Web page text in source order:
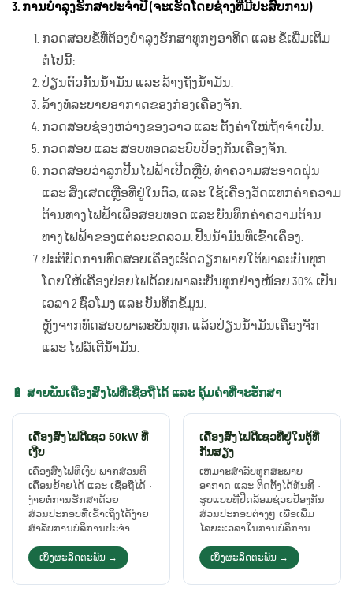
3. ການບຳລຸງຮັກສາປະຈຳປີ (ຈະເຮັດໂດຍຊ່າງທີ່ມີປະສົບການ)
ກວດສອບຂໍ້ທີ່ຕ້ອງບໍາລຸງຮັກສາທຸກໆອາທິດ ແລະ ຂໍ້ເພີ່ມເຕີມ
ຕໍ່ໄປນີ້:
ປ່ຽນຕົວກັ້ນນ້ຳມັນ ແລະ ລ້າງຖັງນ້ຳມັນ.
ລ້າງທໍ່ລະບາຍອາກາດຂອງກ່ອງເຄື່ອງຈັກ.
ກວດສອບຊ່ອງຫວ່າງຂອງວາວ ແລະ ຕັ້ງຄ່າໃໝ່ຖ້າຈຳເປັນ.
ກວດສອບ ແລະ ສອບທອດລະບົບປ້ອງກັນເຄື່ອງຈັກ.
ກວດສອບວ່າລູກປີ້ນໄຟຟ້າເປີດຫຼືບໍ່, ທຳຄວາມສະອາດຝຸ່ນ
ແລະ ສິ່ງເສດເຫຼືອທີ່ຢູ່ໃນຕົວ, ແລະ ໃຊ້ເຄື່ອງວັດແທກຄ່າຄວາມ
ຕ້ານທາງໄຟຟ້າເພື່ອສອບທອດ ແລະ ບັນທຶກຄ່າຄວາມຕ້ານ
ທາງໄຟຟ້າຂອງແຕ່ລະຂດລວມ. ປີ້ນນ້ຳມັນທີ່ເຂົ້າເຄື່ອງ.
ປະຕິບັດການທົດສອບເຄື່ອງເຮັດວຽກພາຍໃຕ້ພາລະບັນທຸກ
ໂດຍໃຫ້ເຄື່ອງປ່ອຍໄຟດ້ວຍພາລະບັນທຸກຢ່າງໜ້ອຍ 30% ເປັນ
ເວລາ 2 ຊົ່ວໂມງ ແລະ ບັນທຶກຂໍ້ມູນ.
ຫຼັງຈາກທົດສອບພາລະບັນທຸກ, ແລ້ວປ່ຽນນ້ຳມັນເຄື່ອງຈັກ
ແລະ ໄຟລ໌ເຕີນ້ຳມັນ.
🔋 ສາຍພັນເຄື່ອງສົ່ງໄຟທີ່ເຊື່ອຖືໄດ້ ແລະ ຄຸ້ມຄ່າທີ່ຈະຮັກສາ
ເຄື່ອງສົ່ງໄຟດີເຊວ 50kW ທີ່
ເງີບ
ເຄື່ອງສົ່ງໄຟທີ່ເງີບ ພາກສ່ວນທີ່
ເຄື່ອນຍ້າຍໄດ້ ແລະ ເຊື່ອຖືໄດ້ ·
ງ່າຍຕໍ່ການຮັກສາດ້ວຍ
ສ່ວນປະກອບທີ່ເຂົ້າເຖິງໄດ້ງ່າຍ
ສຳລັບການບໍລິການປະຈຳ
ເບິ່ງຜະລິດຕະພັນ →
ເຄື່ອງສົ່ງໄຟດີເຊວທີ່ຢູ່ໃນຕູ້ທີ່
ກັນສຽງ
ເຫມາະສຳລັບທຸກສະພາບ
ອາກາດ ແລະ ຕິດຕັ້ງໄດ້ທັນທີ ·
ຮູບແບບທີ່ປິດລ້ອມຊ່ວຍປ້ອງກັນ
ສ່ວນປະກອບຕ່າງໆ ເພື່ອເພີ່ມ
ໄລຍະເວລາໃນການບໍລິການ
ເບິ່ງຜະລິດຕະພັນ →